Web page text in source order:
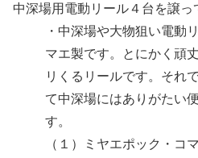
中深場用電動リール４台を譲っ
・中深場や大物狙い電動
マエ製です。とにかく頑
リくるリールです。それ
て中深場にはありがたい
す。
（１）ミヤエポック・コ